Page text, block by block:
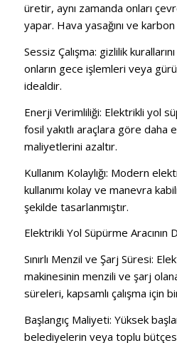
üretir, aynı zamanda onları
yapar. Hava yasağını ve
Sessiz Çalışma: gizlilik
onların gece işlemleri veya
idealdir.
Enerji Verimliliği: Elektrikli yol
fosil yakıtlı araçlara göre
maliyetlerini azaltır.
Kullanım Kolaylığı: Modern
kullanımı kolay ve manevra
şekilde tasarlanmıştır.
Elektrikli Yol Süpürme Aracının
Sınırlı Menzil ve Şarj Süresi:
makinesinin menzili ve şarj
süreleri, kapsamlı çalışma için
Başlangıç ​​Maliyeti: Yüksek
belediyelerin veya toplu